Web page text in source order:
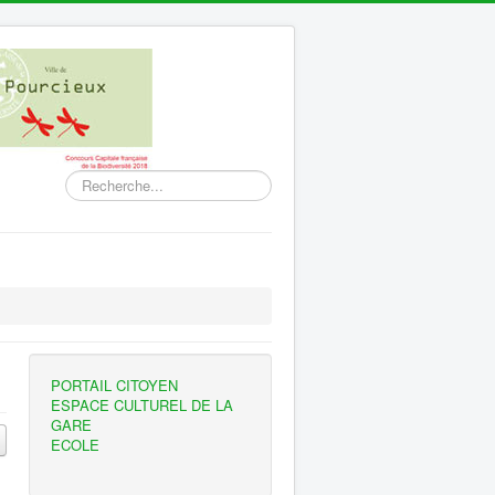
Rechercher
PORTAIL CITOYEN
ESPACE CULTUREL DE LA
GARE
ECOLE